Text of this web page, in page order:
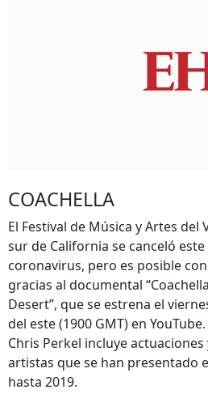
COACHELLA
El Festival de Música y Artes del
sur de California se canceló
coronavirus, pero es posible
gracias al documental
Desert”, que se estrena el
del este (1900 GMT) en
Chris Perkel incluye
artistas que se han presentado
hasta 2019.